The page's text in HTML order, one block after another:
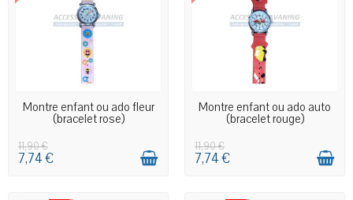
EN STOCK MAGASIN
Montre enfant ou ado fleur
(bracelet rose)
11,90 €
7,74 €
EN STOCK MAGASIN
Montre enfant ou ado auto
(bracelet rouge)
11,90 €
7,74 €